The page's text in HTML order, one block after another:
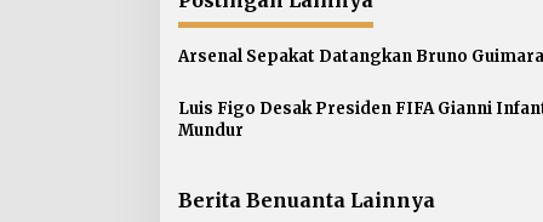
g
a
i
s
Arsenal Sepakat Datangkan Bruno
Luis Figo Desak Presiden FIFA Gianni
Mundur
Berita Benuanta Lainnya